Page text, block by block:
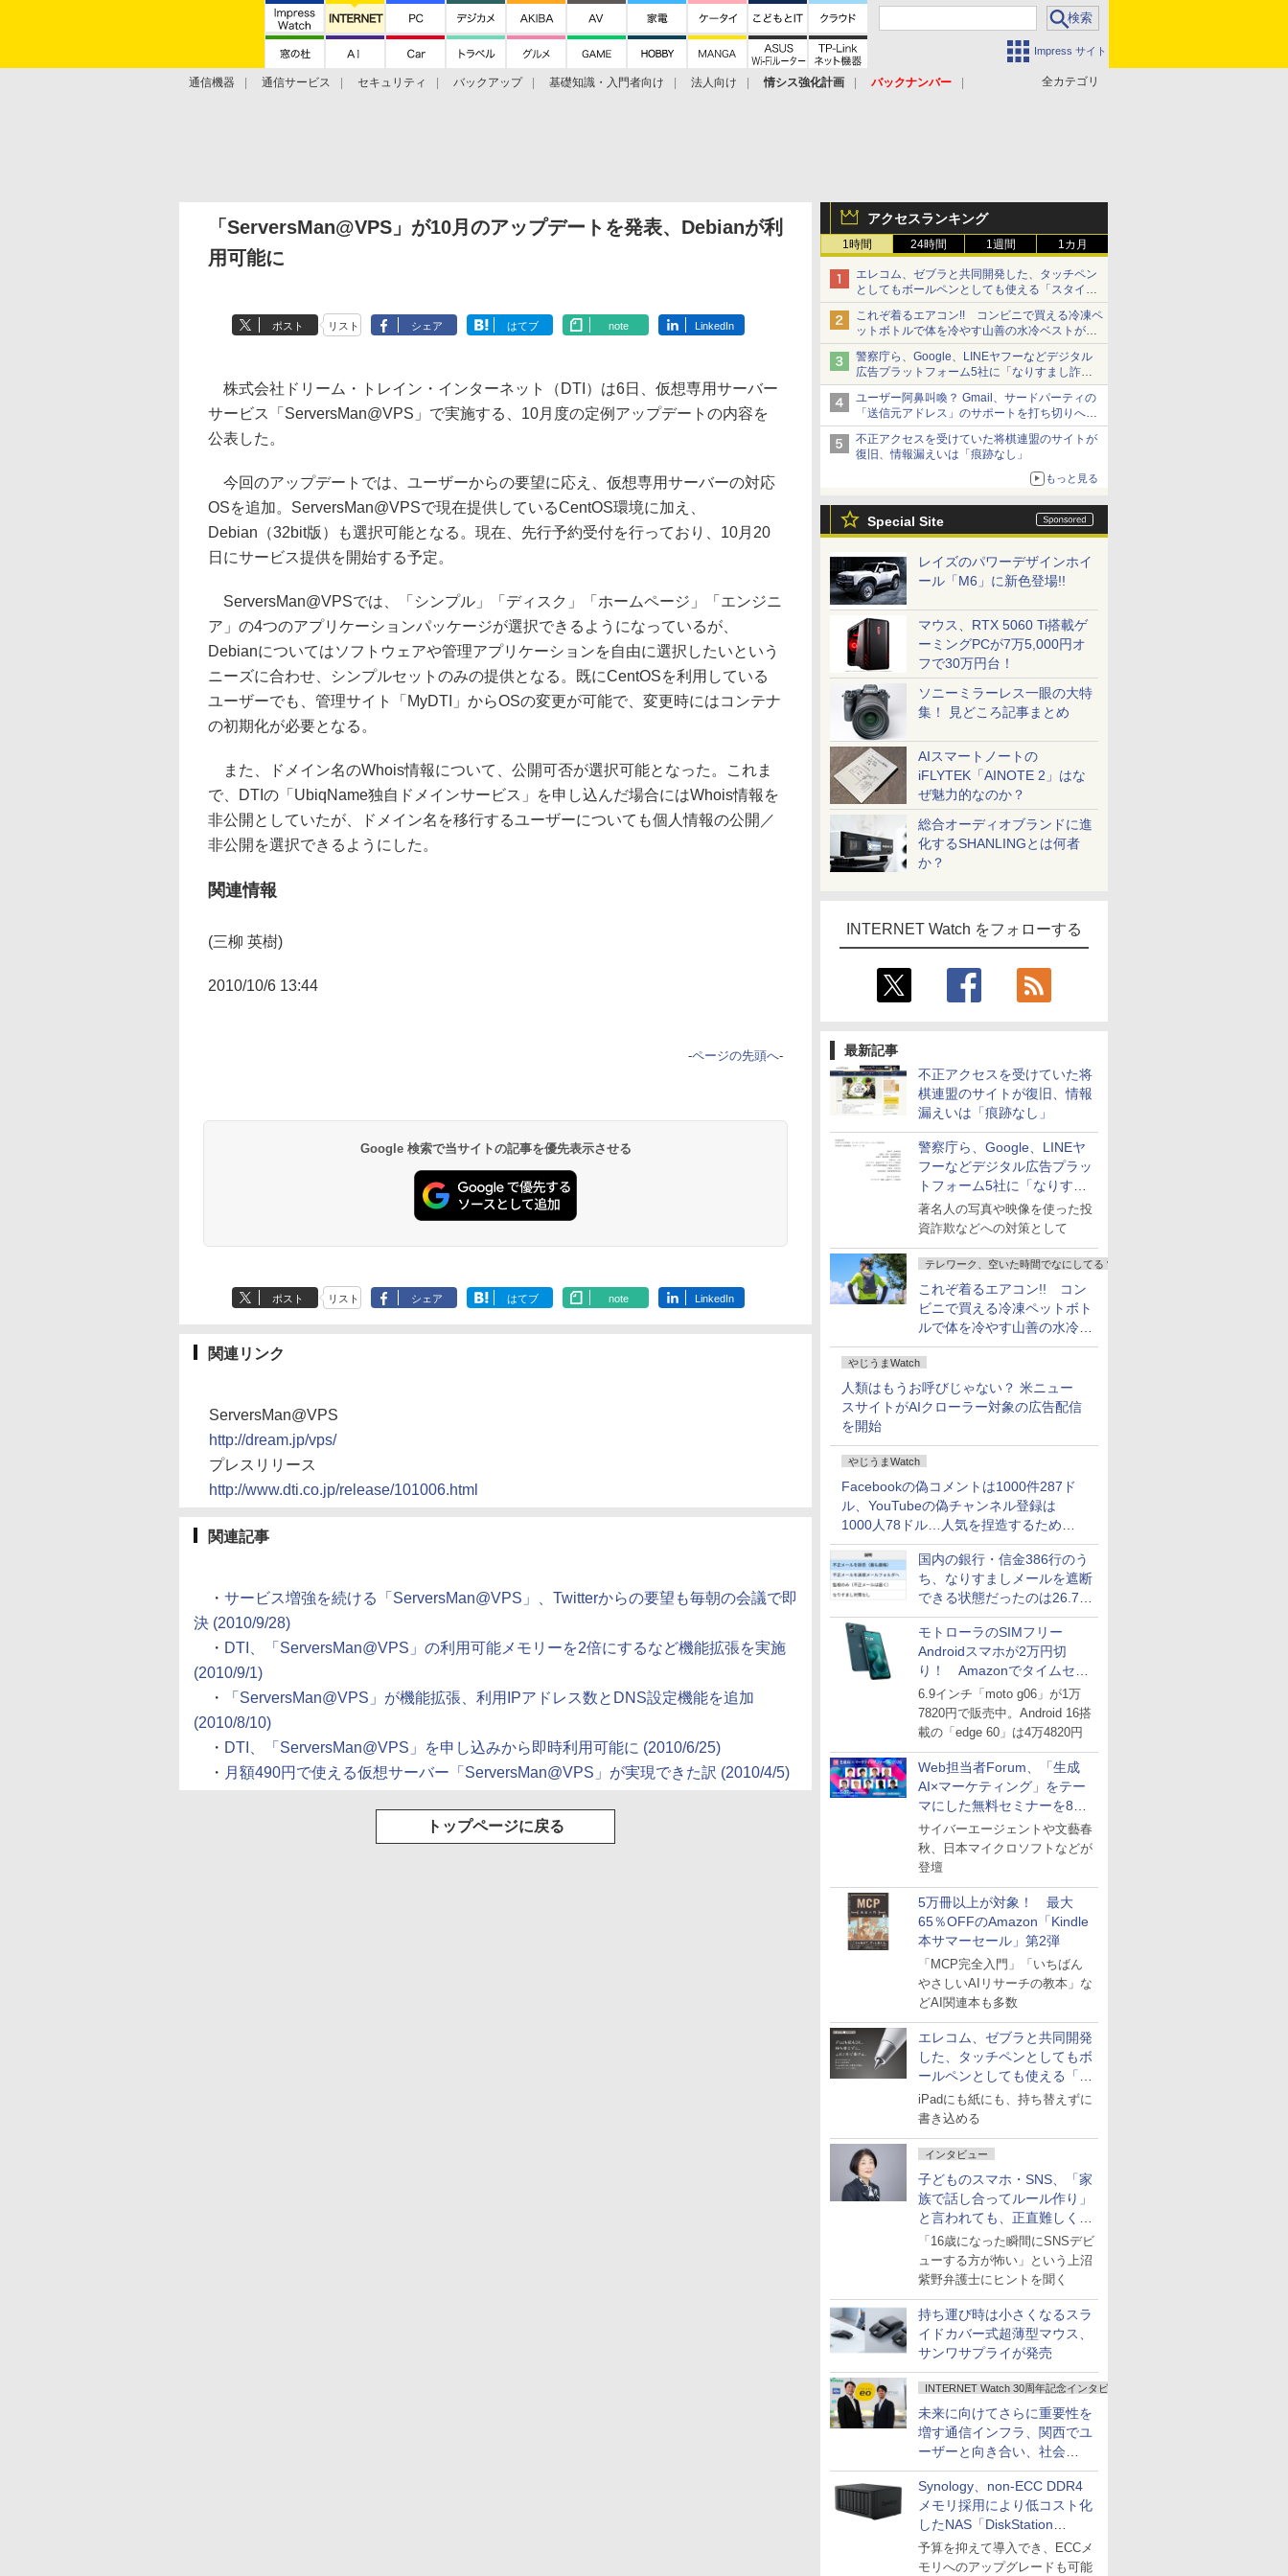
Impress サイト
全カテゴリ
通信機器 通信サービス セキュリティ バックアップ 基礎知識・入門者向け 法人向け 情シス強化計画
バックナンバー
アクセスランキング
1時間 24時間 1週間 1カ月
エレコム、ゼブラと共同開発した、タッチペン
としてもボールペンとしても使える「スタイラ
スツーウェイ」発売 iPadにも紙にも、持ち替
えずに書き込める
これぞ着るエアコン!! コンビニで買える冷凍ペ
ットボトルで体を冷やす山善の水冷ベストがロ
ードバイクにちょうどいい【ぼっち・ざ・ろー
ど！その14】【空いた時間でなにしてる？】
警察庁ら、Google、LINEヤフーなどデジタル
広告プラットフォーム5社に「なりすまし詐欺
広告」対策強化を要請 著名人の写真や映像を
使った投資詐欺などへの対策として
ユーザー阿鼻叫喚？ Gmail、サードパーティの
「送信元アドレス」のサポートを打ち切りへ
【やじうまWatch】
不正アクセスを受けていた将棋連盟のサイトが
復旧、情報漏えいは「痕跡なし」
もっと見る
Special Site
レイズのパワーデザインホイ
ール「M6」に新色登場!!
マウス、RTX 5060 Ti搭載ゲ
ーミングPCが7万5,000円オ
フで30万円台！
ソニーミラーレス一眼の大特
集！ 見どころ記事まとめ
AIスマートノートの
iFLYTEK「AINOTE 2」はな
ぜ魅力的なのか？
総合オーディオブランドに進
化するSHANLINGとは何者
か？
INTERNET Watch をフォローする
最新記事
不正アクセスを受けていた将
棋連盟のサイトが復旧、情報
漏えいは「痕跡なし」
警察庁ら、Google、LINEヤ
フーなどデジタル広告プラッ
トフォーム5社に「なりすま
し詐欺広告」対策強化を要請
著名人の写真や映像を使った投
資詐欺などへの対策として
テレワーク、空いた時間でなにしてる？
これぞ着るエアコン!! コン
ビニで買える冷凍ペットボト
ルで体を冷やす山善の水冷ベ
ストがロードバイクにちょう
どいい【ぼっち・ざ・ろー
ど！その14】
やじうまWatch
人類はもうお呼びじゃない？ 米ニュー
スサイトがAIクローラー対象の広告配信
を開始
やじうまWatch
Facebookの偽コメントは1000件287ド
ル、YouTubeの偽チャンネル登録は
1000人78ドル…人気を捏造するための
価格リストが公開中
国内の銀行・信金386行のう
ち、なりすましメールを遮断
できる状態だったのは26.7％
にとどまる～GMOブランド
セキュリティ調査
モトローラのSIMフリー
Androidスマホが2万円切
り！ Amazonでタイムセー
ル
6.9インチ「moto g06」が1万
7820円で販売中。Android 16搭
載の「edge 60」は4万4820円
Web担当者Forum、「生成
AI×マーケティング」をテー
マにした無料セミナーを8月
27日にオンライン開催
サイバーエージェントや文藝春
秋、日本マイクロソフトなどが
登壇
5万冊以上が対象！ 最大
65％OFFのAmazon「Kindle
本サマーセール」第2弾
「MCP完全入門」「いちばん
やさしいAIリサーチの教本」な
どAI関連本も多数
エレコム、ゼブラと共同開発
した、タッチペンとしてもボ
ールペンとしても使える「ス
タイラスツーウェイ」発売
iPadにも紙にも、持ち替えずに
書き込める
インタビュー
子どものスマホ・SNS、「家
族で話し合ってルール作り」
と言われても、正直難しくな
いですか？
「16歳になった瞬間にSNSデビ
ューする方が怖い」という上沼
紫野弁護士にヒントを聞く
持ち運び時は小さくなるスラ
イドカバー式超薄型マウス、
サンワサプライが発売
INTERNET Watch 30周年記念インタビュー
未来に向けてさらに重要性を
増す通信インフラ、関西でユ
ーザーと向き合い、社会
の“あたらしい”を起動し続け
る～オプテージ
Synology、non-ECC DDR4
メモリ採用により低コスト化
したNAS「DiskStation
neo+」シリーズ
予算を抑えて導入でき、ECCメ
モリへのアップグレードも可能
「ServersMan@VPS」が10月のアップデートを発表、Debianが利
用可能に
ポスト リスト シェア はてブ note LinkedIn
株式会社ドリーム・トレイン・インターネット（DTI）は6日、仮想専用サーバー
サービス「ServersMan@VPS」で実施する、10月度の定例アップデートの内容を
公表した。
今回のアップデートでは、ユーザーからの要望に応え、仮想専用サーバーの対応
OSを追加。ServersMan@VPSで現在提供しているCentOS環境に加え、
Debian（32bit版）も選択可能となる。現在、先行予約受付を行っており、10月20
日にサービス提供を開始する予定。
ServersMan@VPSでは、「シンプル」「ディスク」「ホームページ」「エンジニ
ア」の4つのアプリケーションパッケージが選択できるようになっているが、
Debianについてはソフトウェアや管理アプリケーションを自由に選択したいという
ニーズに合わせ、シンプルセットのみの提供となる。既にCentOSを利用している
ユーザーでも、管理サイト「MyDTI」からOSの変更が可能で、変更時にはコンテナ
の初期化が必要となる。
また、ドメイン名のWhois情報について、公開可否が選択可能となった。これま
で、DTIの「UbiqName独自ドメインサービス」を申し込んだ場合にはWhois情報を
非公開としていたが、ドメイン名を移行するユーザーについても個人情報の公開／
非公開を選択できるようにした。
関連情報
(三柳 英樹)
2010/10/6 13:44
-ページの先頭へ-
Google 検索で当サイトの記事を優先表示させる
ポスト リスト シェア はてブ note LinkedIn
関連リンク
ServersMan@VPS
http://dream.jp/vps/
プレスリリース
http://www.dti.co.jp/release/101006.html
関連記事
・ サービス増強を続ける「ServersMan@VPS」、Twitterからの要望も毎朝の会議で即
決 (2010/9/28)
・ DTI、「ServersMan@VPS」の利用可能メモリーを2倍にするなど機能拡張を実施
(2010/9/1)
・
「ServersMan@VPS」が機能拡張、利用IPアドレス数とDNS設定機能を追加
(2010/8/10)
・ DTI、「ServersMan@VPS」を申し込みから即時利用可能に (2010/6/25)
・ 月額490円で使える仮想サーバー「ServersMan@VPS」が実現できた訳 (2010/4/5)
トップページに戻る